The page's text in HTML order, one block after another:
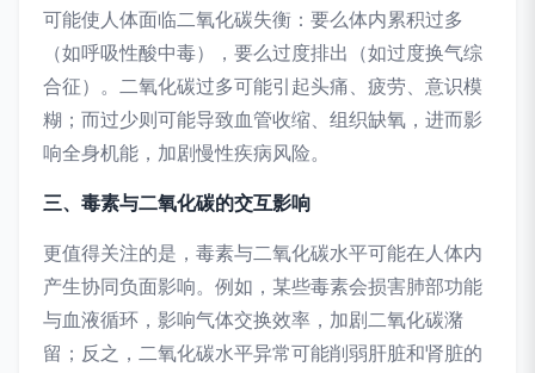
可能使人体面临二氧化碳失衡：要么体内累积过多
（如呼吸性酸中毒），要么过度排出（如过度换气综
合征）。二氧化碳过多可能引起头痛、疲劳、意识模
糊；而过少则可能导致血管收缩、组织缺氧，进而影
响全身机能，加剧慢性疾病风险。
三、毒素与二氧化碳的交互影响
更值得关注的是，毒素与二氧化碳水平可能在人体内
产生协同负面影响。例如，某些毒素会损害肺部功能
与血液循环，影响气体交换效率，加剧二氧化碳潴
留；反之，二氧化碳水平异常可能削弱肝脏和肾脏的